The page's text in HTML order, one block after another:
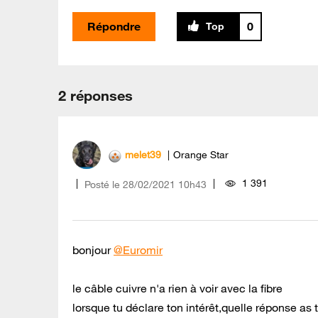
Répondre 0
2 réponses
melet39 Orange Star
Posté le ‎28/02/2021 10h43 1 391
bonjour@Euromir
le câble cuivre n'a rien à voir avec la fibre
lorsque tu déclare ton intérêt,quelle réponse as